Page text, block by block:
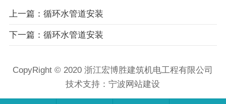
上一篇：循环水管道安装
下一篇：循环水管道安装
CopyRight © 2020 浙江宏博胜建筑机电工程有限公司
技术支持：宁波网站建设